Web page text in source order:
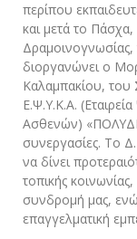
περίπου
και μετά το Πάσχα,
Δραμοινογνωσίας,
διοργανώνει ο
Καλαμπακίου, του
Ε.Ψ.Υ.Κ.Α.
Ασθενών)
συνεργασίες. Το
να δίνει
τοπικής
συνδρομή μας,
επαγγελματική